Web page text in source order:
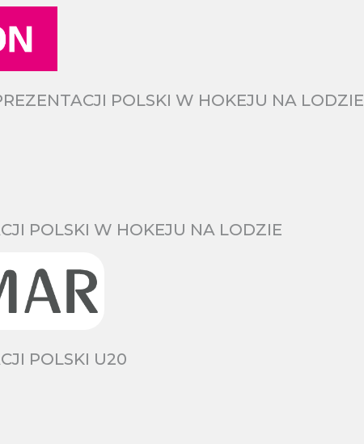
POLSKI W HOKEJU NA LODZIE
POLSKI W HOKEJU NA LODZIE
POLSKI U20